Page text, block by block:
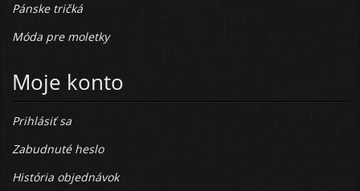
Pánske tričká
Móda pre moletky
Moje konto
Prihlásiť sa
Zabudnuté heslo
História objednávok